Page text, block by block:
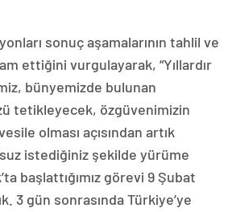
sonuç aşamalarının tahlil ve
ettiğini vurgulayarak, “Yıllardır
bünyemizde bulunan
tetikleyecek, özgüvenimizin
olması açısından artık
istediğiniz şekilde yürüme
başlattığımız görevi 9 Şubat
3 gün sonrasında Türkiye’ye